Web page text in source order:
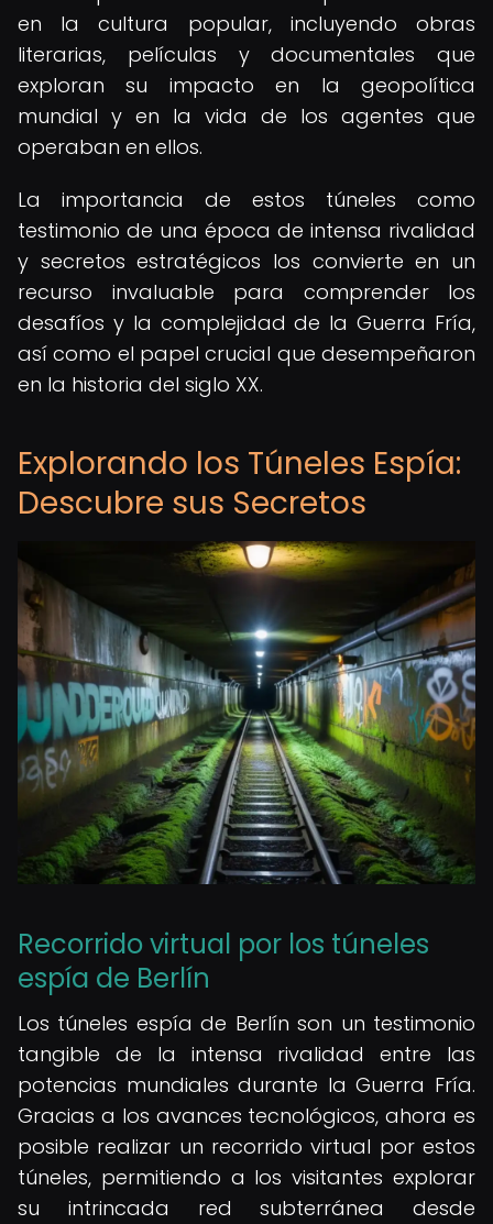
en la cultura popular, incluyendo obras
literarias, películas y documentales que
exploran su impacto en la geopolítica
mundial y en la vida de los agentes que
operaban en ellos.
La importancia de estos túneles como
testimonio de una época de intensa rivalidad
y secretos estratégicos los convierte en un
recurso invaluable para comprender los
desafíos y la complejidad de la Guerra Fría,
así como el papel crucial que desempeñaron
en la historia del siglo XX.
Explorando los Túneles Espía:
Descubre sus Secretos
Recorrido virtual por los túneles
espía de Berlín
Los túneles espía de Berlín son un testimonio
tangible de la intensa rivalidad entre las
potencias mundiales durante la Guerra Fría.
Gracias a los avances tecnológicos, ahora es
posible realizar un recorrido virtual por estos
túneles, permitiendo a los visitantes explorar
su intrincada red subterránea desde